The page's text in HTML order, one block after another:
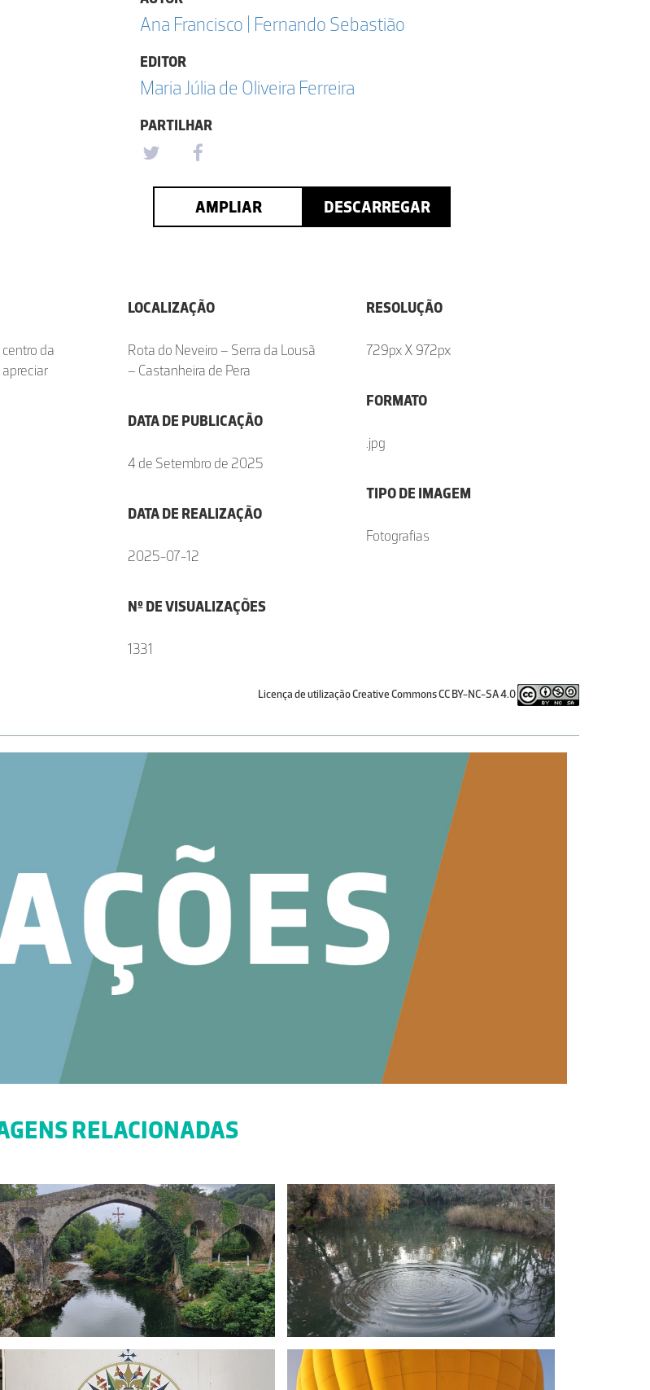
Ana Francisco | Fernando Sebastião
EDITOR
Maria Júlia de Oliveira Ferreira
PARTILHAR
AMPLIAR DESCARREGAR
da
LOCALIZAÇÃO
Rota do Neveiro – Serra da Lousã
– Castanheira de Pera
DATA DE PUBLICAÇÃO
4 de Setembro de 2025
DATA DE REALIZAÇÃO
2025-07-12
Nº DE VISUALIZAÇÕES
1331
RESOLUÇÃO
729px X 972px
FORMATO
.jpg
TIPO DE IMAGEM
Fotografias
Licença de utilização Creative Commons CC BY-NC-SA 4.0
RELACIONADAS